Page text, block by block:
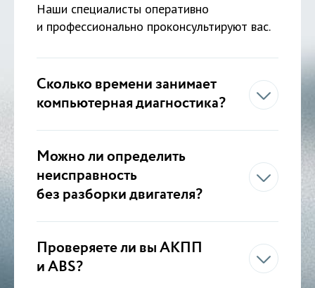
Наши специалисты оперативно
и профессионально проконсультируют вас.
Сколько времени занимает
компьютерная диагностика?
Можно ли определить
неисправность
без разборки двигателя?
Проверяете ли вы АКПП
и ABS?